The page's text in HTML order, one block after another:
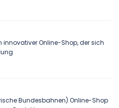
innovativer Online-Shop, der sich
Bundesbahnen) Online-Shop